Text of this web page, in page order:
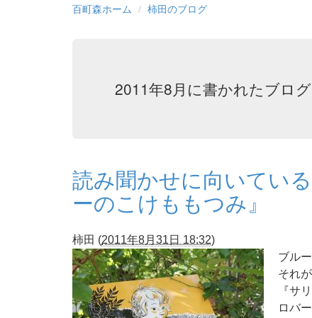
百町森ホーム 柿田のブログ
2011年8月に書かれたブログ
読み聞かせに
ーのこけももつみ』
柿田 (2011年8月31日 18:32)
ブル
それ
『サ
ロバ